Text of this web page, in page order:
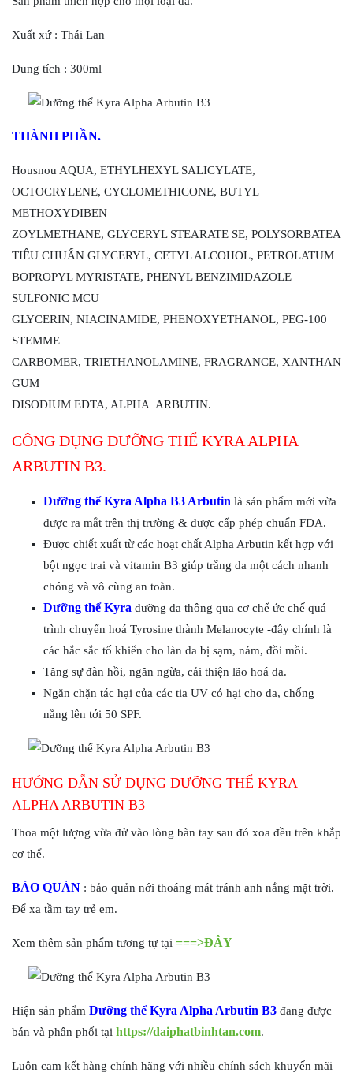
Xuất xứ : Thái Lan
Dung tích : 300ml
THÀNH PHẦN.
Housnou AQUA, ETHYLHEXYL SALICYLATE,
OCTOCRYLENE, CYCLOMETHICONE, BUTYL
METHOXYDIBEN
ZOYLMETHANE, GLYCERYL STEARATE SE, POLYSORBATEA
TIÊU CHUẨN GLYCERYL, CETYL ALCOHOL, PETROLATUM
BOPROPYL MYRISTATE, PHENYL BENZIMIDAZOLE
SULFONIC MCU
GLYCERIN, NIACINAMIDE, PHENOXYETHANOL, PEG-100
STEMME
CARBOMER, TRIETHANOLAMINE, FRAGRANCE, XANTHAN
GUM
DISODIUM EDTA, ALPHA ARBUTIN.
CÔNG DỤNG DƯỠNG THỂ KYRA ALPHA
ARBUTIN B3.
Dưỡng thể Kyra Alpha B3 Arbutin là sản phẩm mới vừa
được ra mắt trên thị trường & được cấp phép chuẩn FDA.
Được chiết xuất từ các hoạt chất Alpha Arbutin kết hợp với
bột ngọc trai và vitamin B3 giúp trắng da một cách nhanh
chóng và vô cùng an toàn.
Dưỡng thể Kyra dưỡng da thông qua cơ chế ức chế quá
trình chuyển hoá Tyrosine thành Melanocyte -đây chính là
các hắc sắc tố khiến cho làn da bị sạm, nám, đồi mồi.
Tăng sự đàn hồi, ngăn ngừa, cải thiện lão hoá da.
Ngăn chặn tác hại của các tia UV có hại cho da, chống
nắng lên tới 50 SPF.
HƯỚNG DẪN SỬ DỤNG DƯỠNG THỂ KYRA
ALPHA ARBUTIN B3
Thoa một lượng vừa đử vào lòng bàn tay sau đó xoa đều trên khắp
cơ thể.
BẢO QUÀN : bảo quản nới thoáng mát tránh anh nắng mặt trời.
Để xa tầm tay trẻ em.
Xem thêm sản phẩm tương tự tại ===>ĐÂY
Hiện sản phẩm Dưỡng thể Kyra Alpha Arbutin B3 đang được
bán và phân phối tại https://daiphatbinhtan.com.
Luôn cam kết hàng chính hãng với nhiều chính sách khuyến mãi